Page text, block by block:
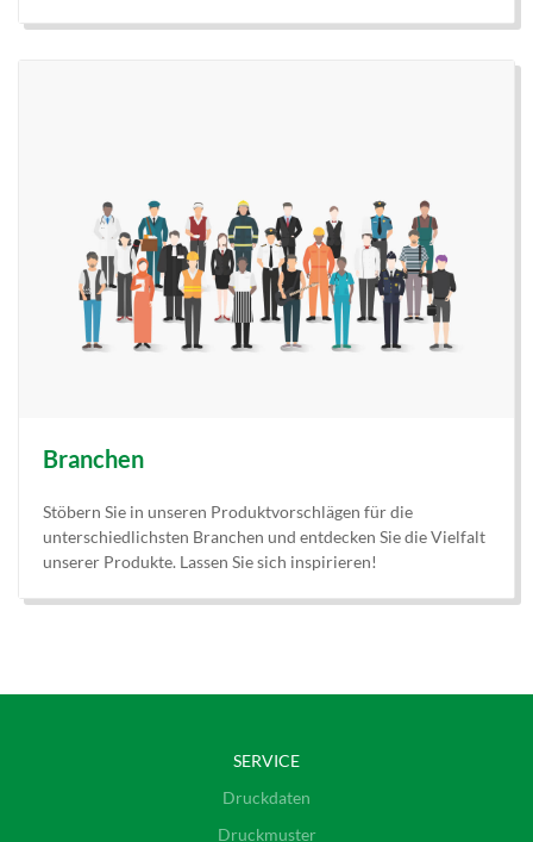
Branchen
Stöbern Sie in unseren Produktvorschlägen für die
unterschiedlichsten Branchen und entdecken Sie die Vielfalt
unserer Produkte. Lassen Sie sich inspirieren!
SERVICE
Druckdaten
Druckmuster